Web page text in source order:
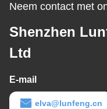
Neem contact met
Shenzhen
Ltd
E-mail
elva@lunfeng.cn